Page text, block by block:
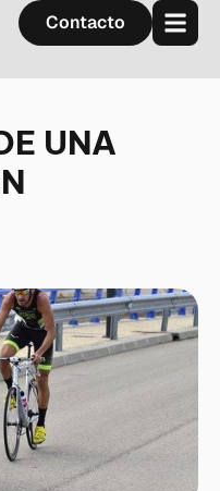
Contacto
UNA